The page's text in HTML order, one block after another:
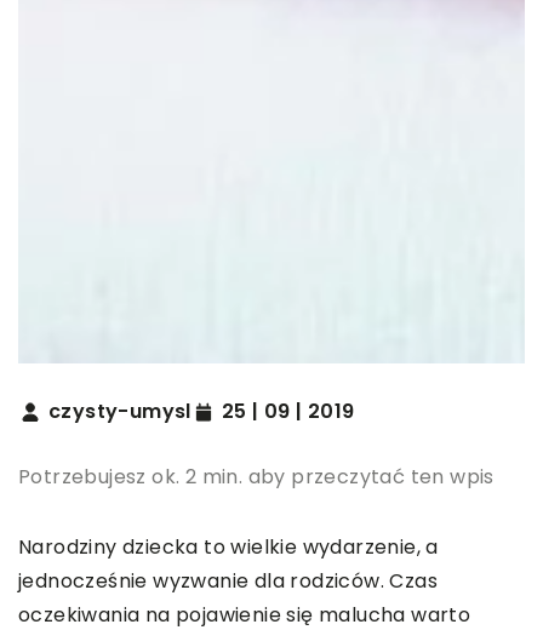
czysty-umysl 25 | 09 | 2019
Potrzebujesz ok. 2 min. aby przeczytać ten wpis
Narodziny dziecka to wielkie wydarzenie, a
jednocześnie wyzwanie dla rodziców. Czas
oczekiwania na pojawienie się malucha warto